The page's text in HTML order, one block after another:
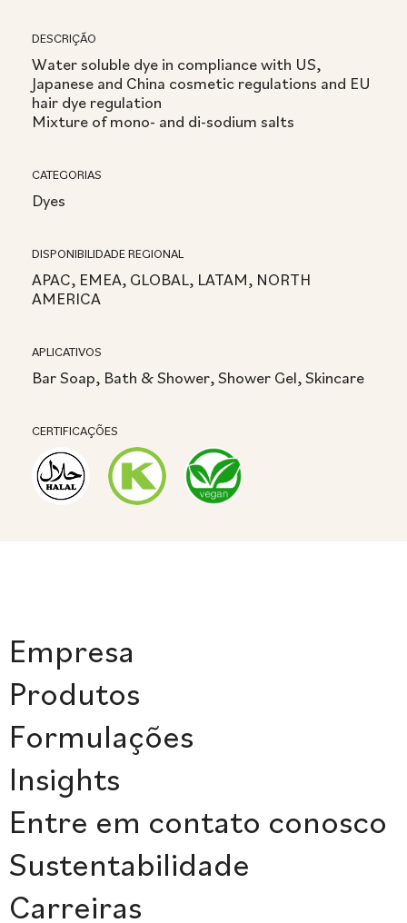
DESCRIÇÃO
Water soluble dye in compliance with US,
Japanese and China cosmetic regulations and EU
hair dye regulation
Mixture of mono- and di-sodium salts
CATEGORIAS
Dyes
DISPONIBILIDADE REGIONAL
APAC, EMEA, GLOBAL, LATAM, NORTH
AMERICA
APLICATIVOS
Bar Soap, Bath & Shower, Shower Gel, Skincare
CERTIFICAÇÕES
Empresa
Produtos
Formulações
Insights
Entre em contato conosco
Sustentabilidade
Carreiras